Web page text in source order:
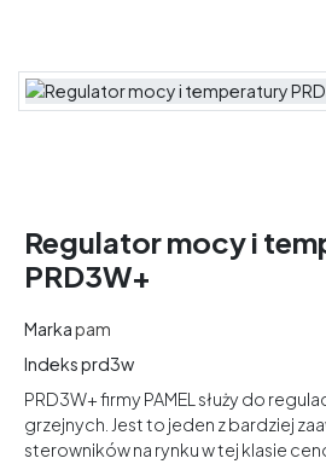
Regulator mocy i
PRD3W+
Markapam
Indeksprd3w
PRD3W+ firmy PAMEL służy do
grzejnych. Jest to jeden z bardziej
sterowników na rynku w tej klasie